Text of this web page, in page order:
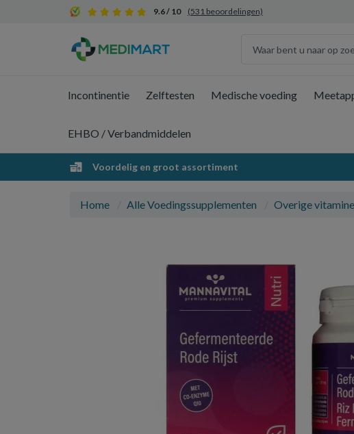
9.6 / 10 (531 beoordelingen)
Incontinentie Zelftesten Medische voeding
EHBO / Verbandmiddelen
Voordelig en groot assortiment
Home Alle Voedingssupplementen Overige